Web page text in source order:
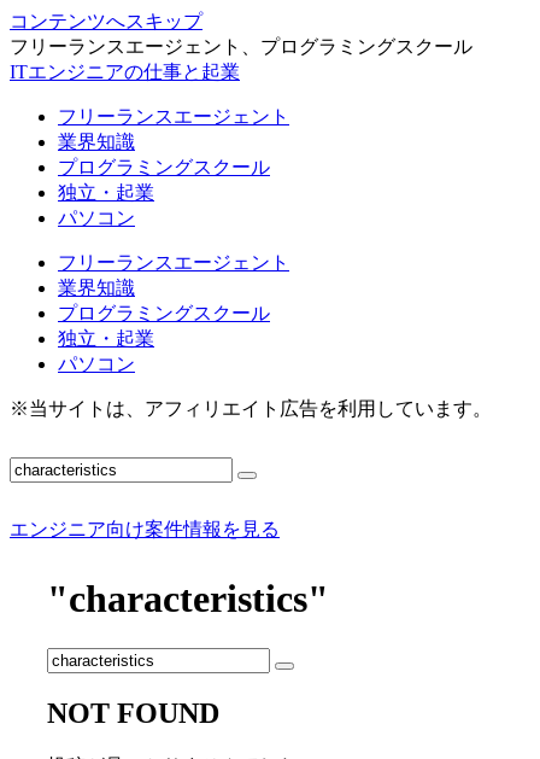
コンテンツへスキップ
フリーランスエージェント、プログラミングスクール
ITエンジニアの仕事と起業
フリーランスエージェント
業界知識
プログラミングスクール
独立・起業
パソコン
フリーランスエージェント
業界知識
プログラミングスクール
独立・起業
パソコン
※当サイトは、アフィリエイト広告を利用しています。
エンジニア向け案件情報を見る
"characteristics"
NOT FOUND